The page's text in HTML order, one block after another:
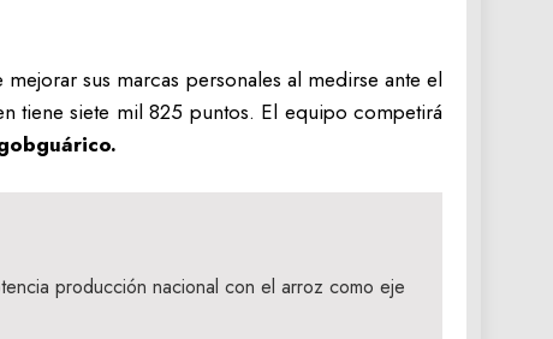
sus marcas personales al medirse ante el
tiene siete mil 825 puntos. El equipo competirá
producción nacional con el arroz como eje